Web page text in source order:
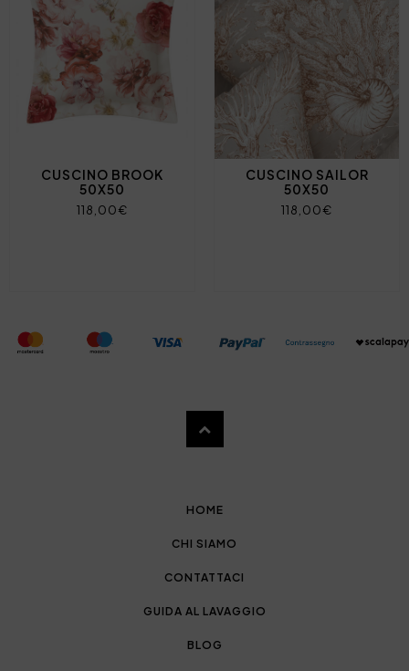
CUSCINO BROOK
50X50
118,00€
CUSCINO SAILOR
50X50
118,00€
HOME
CHI SIAMO
CONTATTACI
GUIDA AL LAVAGGIO
BLOG